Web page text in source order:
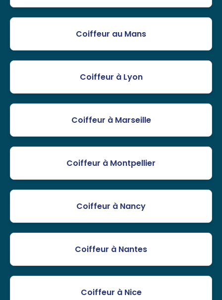
Coiffeur au Mans
Coiffeur à Lyon
Coiffeur à Marseille
Coiffeur à Montpellier
Coiffeur à Nancy
Coiffeur à Nantes
Coiffeur à Nice